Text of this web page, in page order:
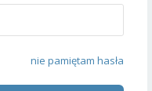
nie pamiętam hasła